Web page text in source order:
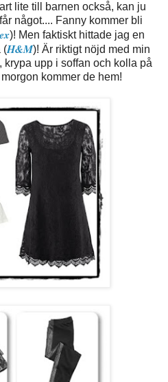
lite till barnen också, kan ju
något.... Fanny kommer bli
)! Men faktiskt hittade jag en
(H&M)! Är riktigt nöjd med min
upp i soffan och kolla på
kommer de hem!